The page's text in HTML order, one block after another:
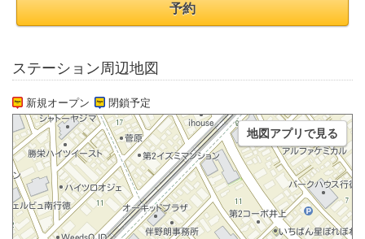
予約
ステーション周辺地図
新規オープン 閉鎖予定
地図アプリで見る